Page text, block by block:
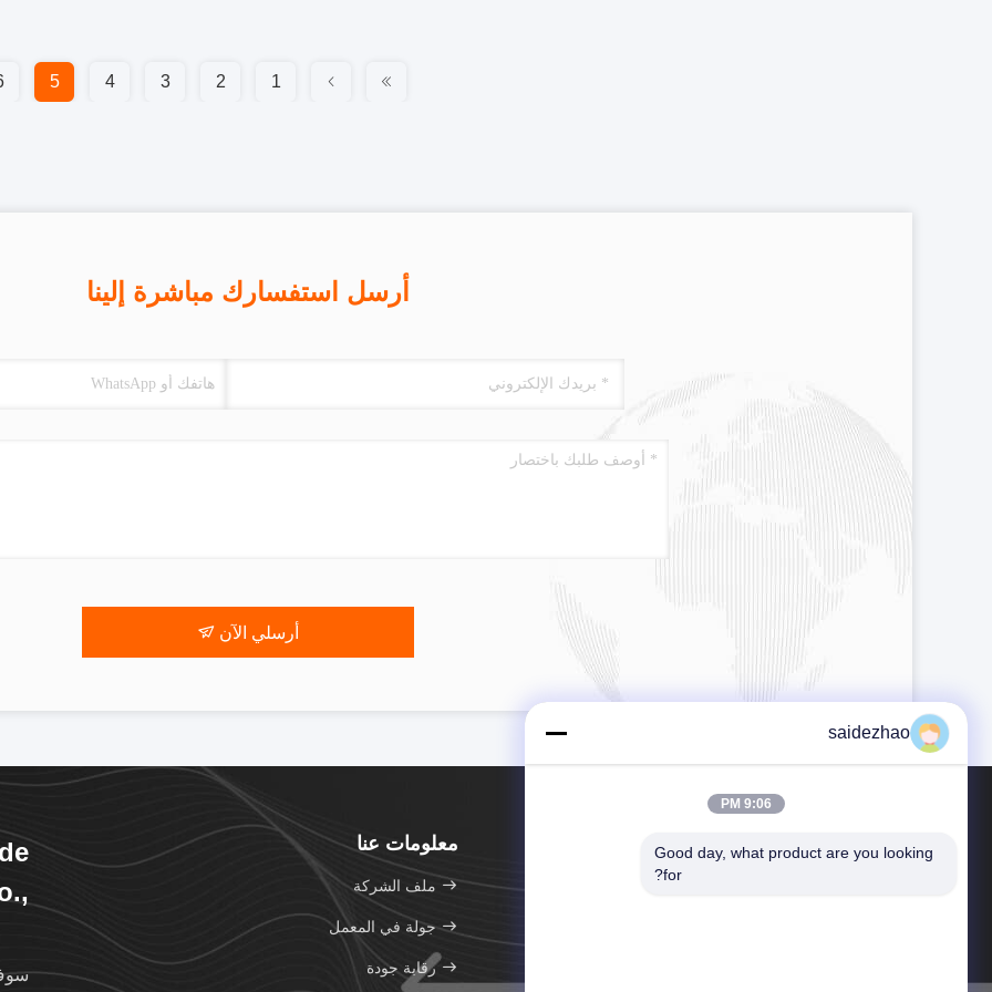
1
2
3
4
5
أرسل استفسارك مباشرة إلينا
أرسلي الآن
معلومات عنا
ملف الشركة
جولة في المعمل
رقابة جودة
saidezhao
9:06 PM
Good day, what product are you looking
for?